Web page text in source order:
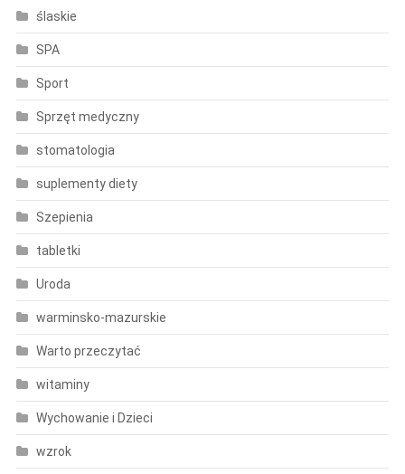
ślaskie
SPA
Sport
Sprzęt medyczny
stomatologia
suplementy diety
Szepienia
tabletki
Uroda
warminsko-mazurskie
Warto przeczytać
witaminy
Wychowanie i Dzieci
wzrok